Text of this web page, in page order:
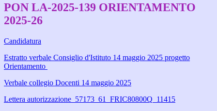
PON LA-2025-139 ORIENTAMENTO
2025-26
Candidatura
Estratto verbale Consiglio d'Istituto 14 maggio 2025 progetto
Orientamento
Verbale collegio Docenti 14 maggio 2025
Lettera autorizzazione_57173_61_FRIC80800Q_11415